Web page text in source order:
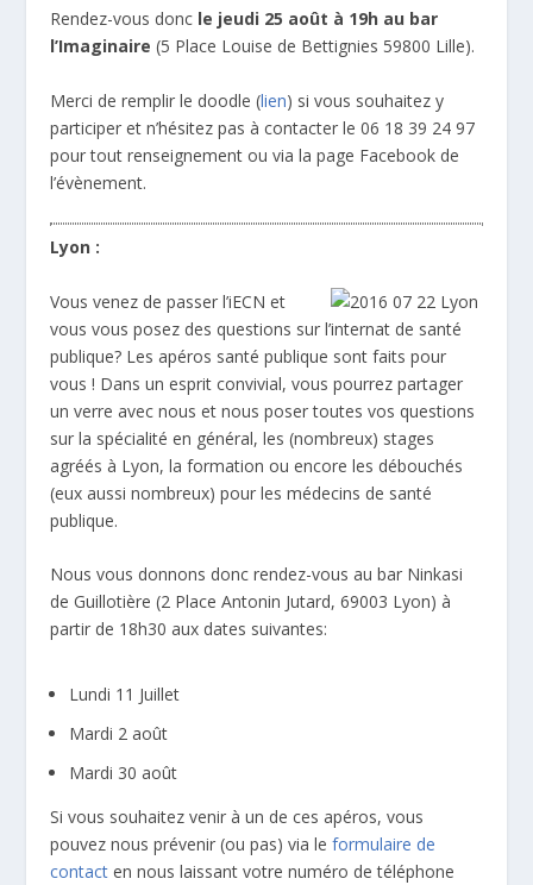
Rendez-vous donc le jeudi 25 août à 19h au bar
l’Imaginaire (5 Place Louise de Bettignies 59800 Lille).
Merci de remplir le doodle (lien) si vous souhaitez y
participer et n’hésitez pas à contacter le 06 18 39 24 97
pour tout renseignement ou via la page Facebook de
l’évènement.
Lyon :
Vous venez de passer l’iECN et
vous vous posez des questions sur l’internat de santé
publique? Les apéros santé publique sont faits pour
vous ! Dans un esprit convivial, vous pourrez partager
un verre avec nous et nous poser toutes vos questions
sur la spécialité en général, les (nombreux) stages
agréés à Lyon, la formation ou encore les débouchés
(eux aussi nombreux) pour les médecins de santé
publique.
Nous vous donnons donc rendez-vous au bar Ninkasi
de Guillotière (2 Place Antonin Jutard, 69003 Lyon) à
partir de 18h30 aux dates suivantes:
Lundi 11 Juillet
Mardi 2 août
Mardi 30 août
Si vous souhaitez venir à un de ces apéros, vous
pouvez nous prévenir (ou pas) via leformulaire de
contact en nous laissant votre numéro de téléphone